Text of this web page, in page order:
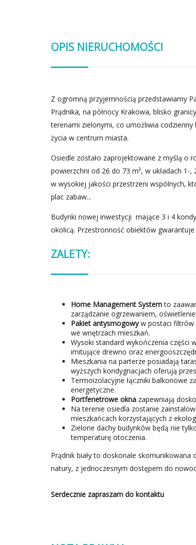
OPIS NIERUCHOMOŚCI
Z ogromną przyjemnością przedstawiamy
Prądnika, na północy Krakowa, blisko
terenami zielonymi, co umożliwia
życia w centrum miasta.
Osiedle zostało zaprojektowane z myślą o
powierzchni od 26 do 73 m², w układach
w wysokiej jakości przestrzeni wspólnych,
plac zabaw...
Budynki nowej inwestycji mające 3 i 4
okolicą. Przestronność obiektów
ZALETY:
Home Management Systemto
zarządzanie ogrzewaniem,
Pakiet antysmogowyw postaci filtrów
we wnętrzach mieszkań.
Wysoki standard wykończenia części
imitujące drewno oraz
Mieszkania na parterze posiadają
wyższych kondygnacjach oferują
Termoizolacyjne łączniki balkonowe
energetyczne.
Portfenetrowe okna zapewniają
Na terenie osiedla zostanie
mieszkańcach korzystających z
Zielone dachy budynków będą nie
temperaturę otoczenia.
Prądnik biały to doskonale
natury, z jednoczesnym dostępem do
Serdecznie zapraszam do kontaktu